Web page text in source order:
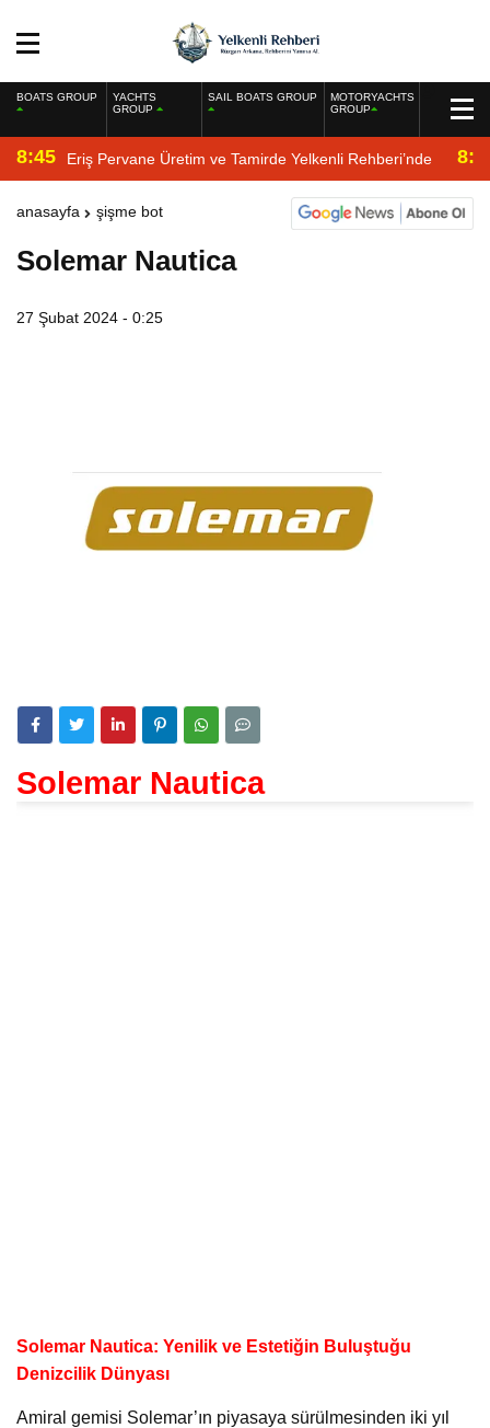
BOATS GROUP
YACHTS
GROUP
SAIL BOATS GROUP
MOTORYACHTS
GROUP
8:45 Eriş Pervane Üretim ve Tamirde Yelkenli Rehberi’nde
anasayfa şişme bot
Solemar Nautica
27 Şubat 2024 - 0:25
Solemar Nautica
Solemar Nautica: Yenilik ve Estetiğin Buluştuğu
Denizcilik Dünyası
Amiral gemisi Solemar’ın piyasaya sürülmesinden iki yıl